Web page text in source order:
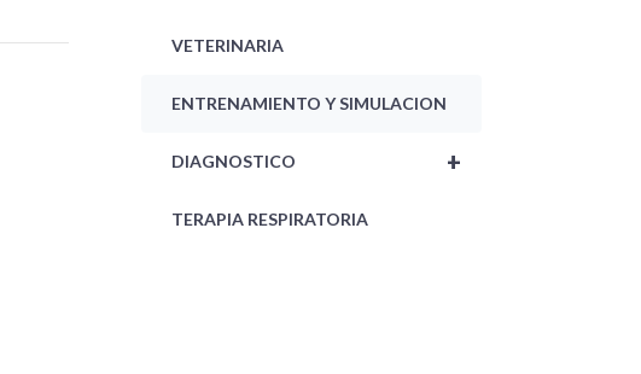
VETERINARIA
ENTRENAMIENTO Y SIMULACION
+
DIAGNOSTICO
TERAPIA RESPIRATORIA